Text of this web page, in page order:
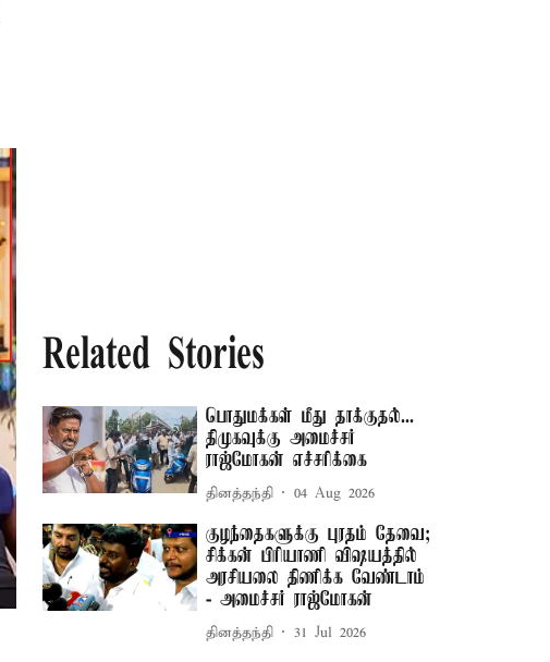
Related Stories
பொதுமக்கள் மீது தாக்குதல்...
திமுகவுக்கு அமைச்சர்
ராஜ்மோகன் எச்சரிக்கை
தினத்தந்தி 04 Aug 2026
குழந்தைகளுக்கு புரதம் தேவை;
சிக்கன் பிரியாணி விஷயத்தில்
அரசியலை திணிக்க வேண்டாம்
- அமைச்சர் ராஜ்மோகன்
தினத்தந்தி 31 Jul 2026